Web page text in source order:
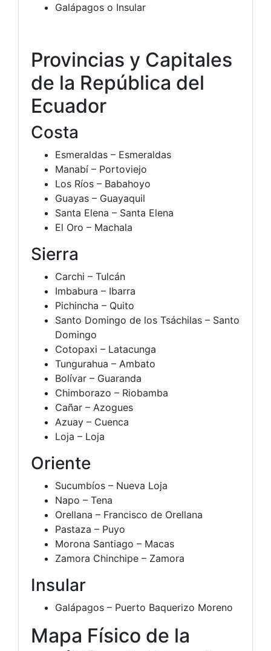
Galápagos o Insular
Provincias y Capitales
de la República del
Ecuador
Costa
Esmeraldas – Esmeraldas
Manabí – Portoviejo
Los Ríos – Babahoyo
Guayas – Guayaquil
Santa Elena – Santa Elena
El Oro – Machala
Sierra
Carchi – Tulcán
Imbabura – Ibarra
Pichincha – Quito
Santo Domingo de los Tsáchilas – Santo
Domingo
Cotopaxi – Latacunga
Tungurahua – Ambato
Bolívar – Guaranda
Chimborazo – Riobamba
Cañar – Azogues
Azuay – Cuenca
Loja – Loja
Oriente
Sucumbíos – Nueva Loja
Napo – Tena
Orellana – Francisco de Orellana
Pastaza – Puyo
Morona Santiago – Macas
Zamora Chinchipe – Zamora
Insular
Galápagos – Puerto Baquerizo Moreno
Mapa Físico de la